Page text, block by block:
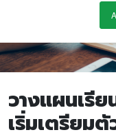
วางแผนเรี
เริ่มเตรียม